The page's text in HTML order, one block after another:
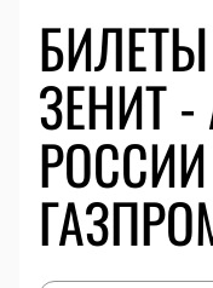
ЗЕНИТ